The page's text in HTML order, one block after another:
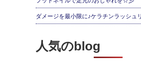
ダメージを最小限に♪ケラチンラッシュ
人気のblog